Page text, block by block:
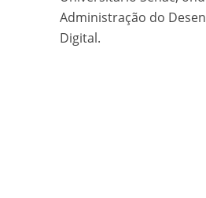
Administração do
Digital.